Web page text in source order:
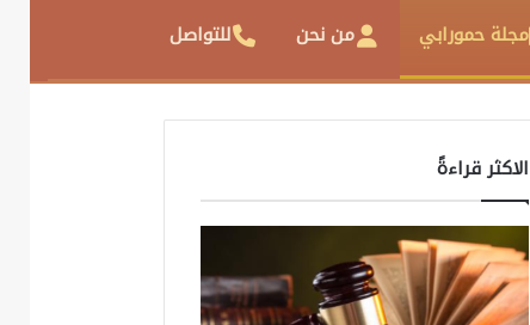
مجلة حمورابي من نحن للتواصل
الاكثر قراءةً